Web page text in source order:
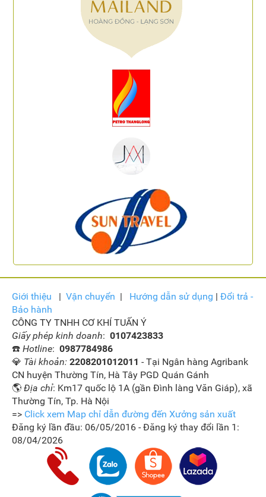
Giới thiệu | Vận chuyển | Hướng dẫn sử dụng | Đổi trả -
Bảo hành
CÔNG TY TNHH CƠ KHÍ TUẤN Ý
Giấy phép kinh doanh: 0107423833
☎️ Hotline: 0987784986
💎 Tài khoản: 2208201012011 - Tại Ngân hàng Agribank
CN huyện Thường Tín, Hà Tây PGD Quán Gánh
🌎 Địa chỉ: Km17 quốc lộ 1A (gần Đình làng Văn Giáp), xã
Thường Tín, Tp. Hà Nội
=> Click xem Map chỉ dẫn đường đến Xưởng sản xuất
Đăng ký lần đầu: 06/05/2016 - Đăng ký thay đổi lần 1:
08/04/2026